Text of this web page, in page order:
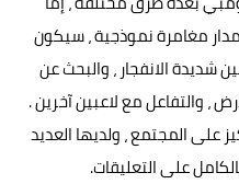
مغامرة نموذجية ، سيكون
شديدة الانفجار ، والبحث عن
، والتفاعل مع لاعبين آخرين .
على المجتمع ، ولديها العديد
على التعليقات.